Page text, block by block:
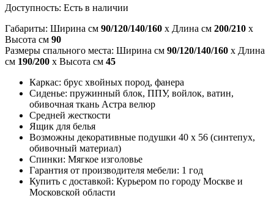
Доступность: Есть в наличии
Габариты: Ширина см 90/120/140/160 x Длина см 200/210 x
Высота см 90
Размеры спального места: Ширина см 90/120/140/160 x Длина
см 190/200 x Высота см 45
Каркас: брус хвойных пород, фанера
Сиденье: пружинный блок, ППУ, войлок, ватин,
обивочная ткань Астра велюр
Средней жесткости
Ящик для белья
Возможны декоративные подушки 40 x 56 (синтепух,
обивочный материал)
Спинки: Мягкое изголовье
Гарантия от производителя мебели: 1 год
Купить с доставкой: Курьером по городу Москве и
Московской области